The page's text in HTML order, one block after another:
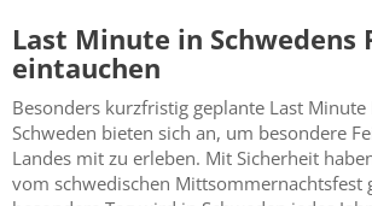
Last Minute in Schwedens
eintauchen
Besonders kurzfristig geplante Last Minute
Schweden bieten sich an, um besondere
Landes mit zu erleben. Mit Sicherheit
vom schwedischen Mittsommernachtsfest